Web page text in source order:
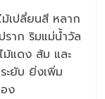
เปลี่ยนสี หลาก
ราก ริมแม่น้ำวัล
แดง ส้ม และ
ะยับ ยิ่งเพิ่ม
ง